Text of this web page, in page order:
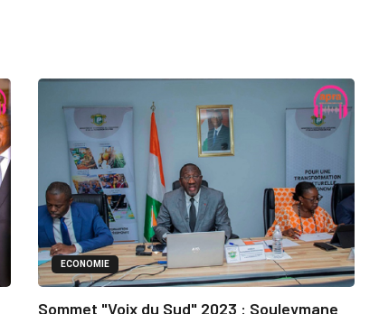
ECONOMIE
Sommet "Voix du Sud" 2023 : Souleymane